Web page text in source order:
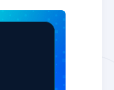
شیبا اینو (SHIB) جانشین دوج کوین!
پپه (PEPE) میم کوین دوست داشتنی بازار
توکن مار یا اسنک (SNEK)